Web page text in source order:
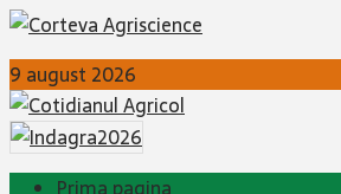
9 august 2026